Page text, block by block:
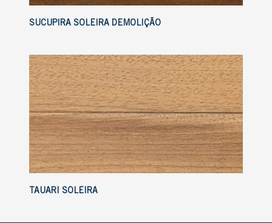
SUCUPIRA SOLEIRA DEMOLIÇÃO
TAUARI SOLEIRA